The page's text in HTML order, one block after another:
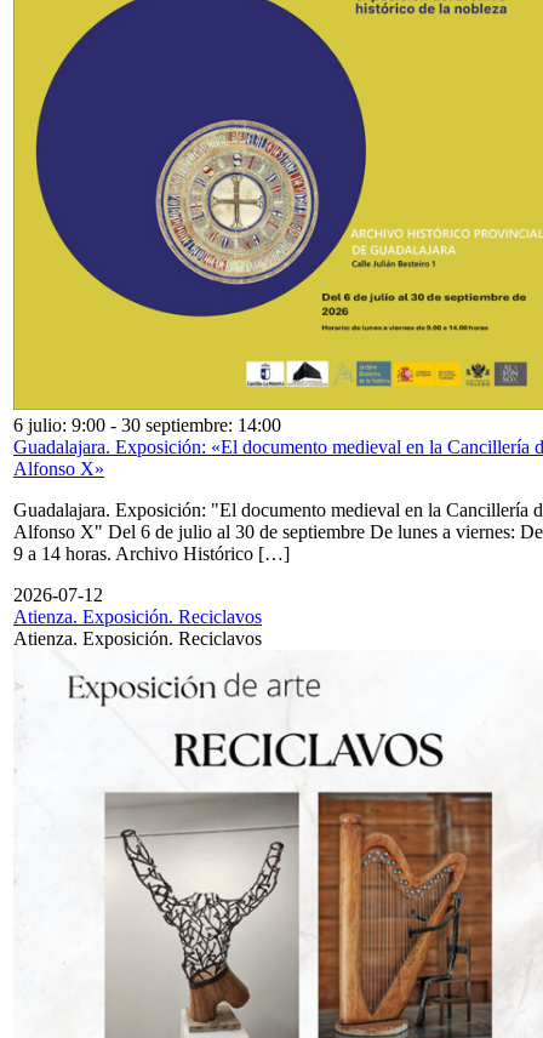
6 julio: 9:00 - 30 septiembre: 14:00
Guadalajara. Exposición: «El documento medieval en la Cancillería
Alfonso X»
Guadalajara. Exposición: "El documento medieval en la Cancillería
Alfonso X" Del 6 de julio al 30 de septiembre De lunes a viernes: De
9 a 14 horas. Archivo Histórico […]
2026-07-12
Atienza. Exposición. Reciclavos
Atienza. Exposición. Reciclavos